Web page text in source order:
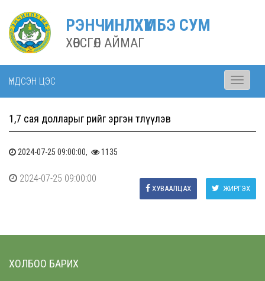
РЭНЧИНЛХҮМБЭ СУМ
ХӨВСГӨЛ АЙМАГ
ҮНДСЭН ЦЭС
Toggle
1,7 сая долларыг өрийг эргэн төлүүлэв
2024-07-25 09:00:00, 1135
2024-07-25 09:00:00
ЖИРГЭХ
ХУВААЛЦАХ
ХОЛБОО БАРИХ